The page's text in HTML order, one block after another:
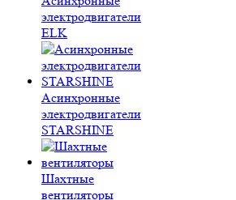
электродвигатели
ELK
Асинхронные
электродвигатели
STARSHINE
Шахтные
вентиляторы